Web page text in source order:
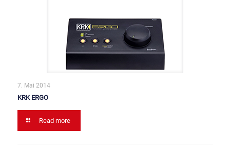
7. Mai 2014
KRK ERGO
Read more